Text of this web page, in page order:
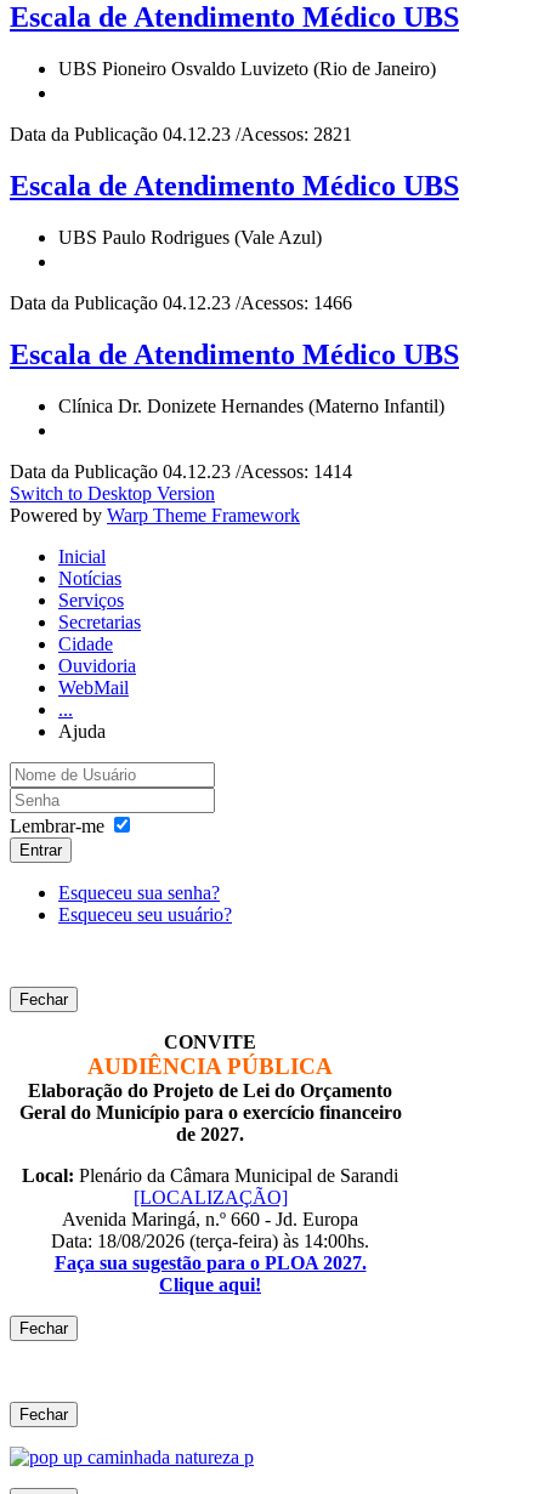
Escala de Atendimento Médico UBS
UBS Pioneiro Osvaldo Luvizeto (Rio de Janeiro)
Data da Publicação 04.12.23 /Acessos: 2821
Escala de Atendimento Médico UBS
UBS Paulo Rodrigues (Vale Azul)
Data da Publicação 04.12.23 /Acessos: 1466
Escala de Atendimento Médico UBS
Clínica Dr. Donizete Hernandes (Materno Infantil)
Data da Publicação 04.12.23 /Acessos: 1414
Switch to Desktop Version
Powered by Warp Theme Framework
Inicial
Notícias
Serviços
Secretarias
Cidade
Ouvidoria
WebMail
...
Ajuda
Lembrar-me
Entrar
Esqueceu sua senha?
Esqueceu seu usuário?
Fechar
CONVITE
AUDIÊNCIA PÚBLICA
Elaboração do Projeto de Lei do Orçamento
Geral do Município para o exercício financeiro
de 2027.
Local: Plenário da Câmara Municipal de Sarandi
[LOCALIZAÇÃO]
Avenida Maringá, n.º 660 - Jd. Europa
Data: 18/08/2026 (terça-feira) às 14:00hs.
Faça sua sugestão para o PLOA 2027.
Clique aqui!
Fechar
Fechar